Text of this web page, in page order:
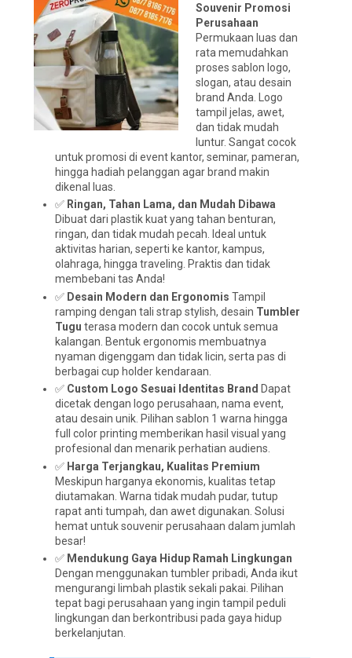
Souvenir Promosi
Perusahaan
Permukaan luas dan
rata memudahkan
proses sablon logo,
slogan, atau desain
brand Anda. Logo
tampil jelas, awet,
dan tidak mudah
luntur. Sangat cocok
untuk promosi di event kantor, seminar, pameran,
hingga hadiah pelanggan agar brand makin
dikenal luas.
✅ Ringan, Tahan Lama, dan Mudah Dibawa
Dibuat dari plastik kuat yang tahan benturan,
ringan, dan tidak mudah pecah. Ideal untuk
aktivitas harian, seperti ke kantor, kampus,
olahraga, hingga traveling. Praktis dan tidak
membebani tas Anda!
✅ Desain Modern dan Ergonomis Tampil
ramping dengan tali strap stylish, desain Tumbler
Tugu terasa modern dan cocok untuk semua
kalangan. Bentuk ergonomis membuatnya
nyaman digenggam dan tidak licin, serta pas di
berbagai cup holder kendaraan.
✅ Custom Logo Sesuai Identitas Brand Dapat
dicetak dengan logo perusahaan, nama event,
atau desain unik. Pilihan sablon 1 warna hingga
full color printing memberikan hasil visual yang
profesional dan menarik perhatian audiens.
✅ Harga Terjangkau, Kualitas Premium
Meskipun harganya ekonomis, kualitas tetap
diutamakan. Warna tidak mudah pudar, tutup
rapat anti tumpah, dan awet digunakan. Solusi
hemat untuk souvenir perusahaan dalam jumlah
besar!
✅ Mendukung Gaya Hidup Ramah Lingkungan
Dengan menggunakan tumbler pribadi, Anda ikut
mengurangi limbah plastik sekali pakai. Pilihan
tepat bagi perusahaan yang ingin tampil peduli
lingkungan dan berkontribusi pada gaya hidup
berkelanjutan.